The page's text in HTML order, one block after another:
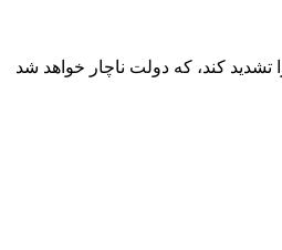
را تشدید کند، که دولت ناچار خواهد شد